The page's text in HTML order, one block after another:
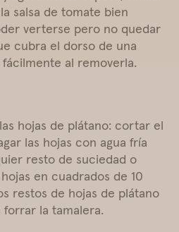
salsa de tomate bien
verterse pero no quedar
cubra el dorso de una
al removerla.
hojas de plátano: cortar el
las hojas con agua fría
resto de suciedad o
en cuadrados de 10
restos de hojas de plátano
la tamalera.